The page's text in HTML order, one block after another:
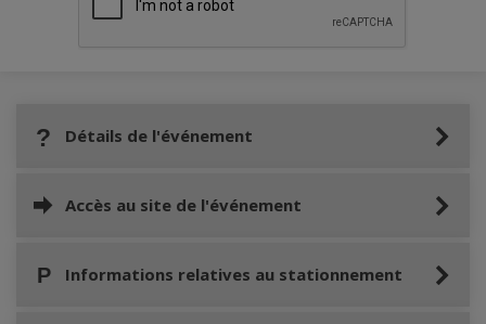
Détails de l'événement
Accès au site de l'événement
Informations relatives au stationnement